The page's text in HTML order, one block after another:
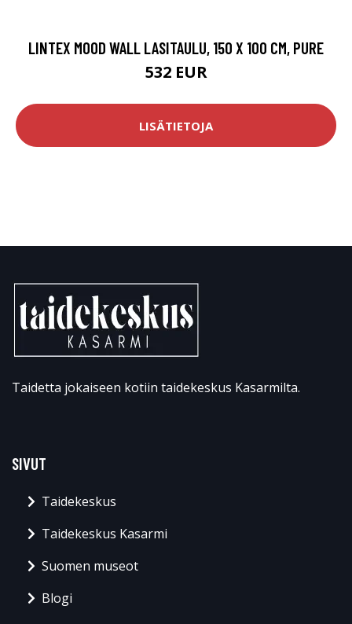
LINTEX MOOD WALL LASITAULU, 150 X 100 CM, PURE
532 EUR
LISÄTIETOJA
Taidetta jokaiseen kotiin taidekeskus Kasarmilta.
SIVUT
Taidekeskus
Taidekeskus Kasarmi
Suomen museot
Blogi